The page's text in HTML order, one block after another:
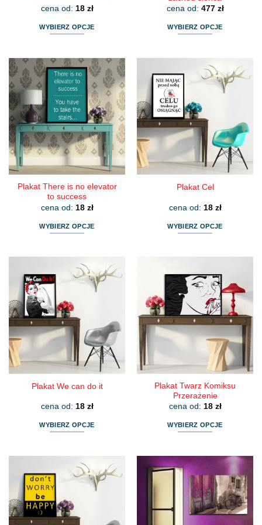
cena od: 18 zł
WYBIERZ OPCJE
ma
wiele
wariantów.
Opcje
można
wybrać
na
stronie
produktu
cena od: 477 zł
WYBIERZ OPCJE
wiele
wariantów.
Opcje
można
wybrać
na
stronie
produktu
Plakat There is no elevator
to success
cena od: 18 zł
WYBIERZ OPCJE
wiele
wariantów.
Opcje
można
wybrać
na
stronie
produktu
Plakat Cel
cena od: 18 zł
WYBIERZ OPCJE
wiele
wariantów.
Opcje
można
wybrać
na
stronie
produktu
Plakat We can do it
cena od: 18 zł
WYBIERZ OPCJE
wiele
wariantów.
Opcje
można
Plakat Twarz Komiksu
Przerażenie
cena od: 18 zł
WYBIERZ OPCJE
ma
wiele
wariantów.
Opcje
można